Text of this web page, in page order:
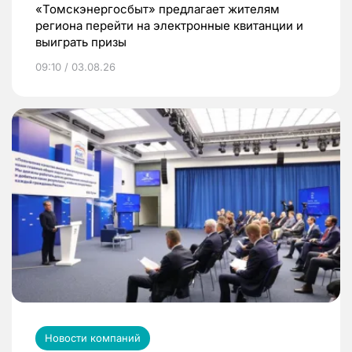
«Томскэнергосбыт» предлагает жителям
региона перейти на электронные квитанции и
выиграть призы
09:10 / 03.08.26
Новости компаний